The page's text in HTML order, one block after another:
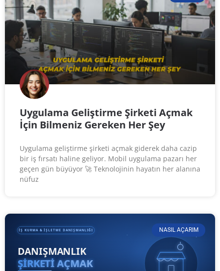
Uygulama Geliştirme Şirketi Açmak
İçin Bilmeniz Gereken Her Şey
Uygulama geliştirme şirketi açmak giderek daha cazip
bir iş fırsatı haline geliyor. Mobil uygulama pazarı her
geçen gün büyüyor 🚀 Teknolojinin hayatın her alanına
nüfuz
NASIL AÇARIM